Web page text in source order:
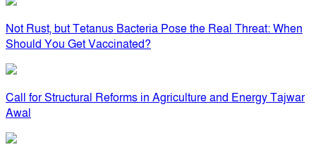
Not Rust, but Tetanus Bacteria Pose the Real Threat: When
Should You Get Vaccinated?
Call for Structural Reforms in Agriculture and Energy Tajwar
Awal